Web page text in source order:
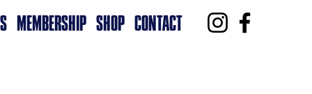
MEMBERSHIP SHOP CONTACT